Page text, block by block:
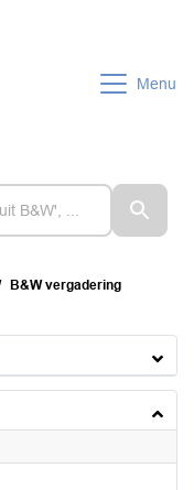
Menu
B&W vergadering